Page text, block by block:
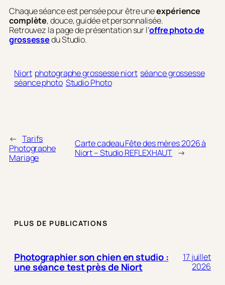
Chaque séance est pensée pour être uneexpérience
complète, douce, guidée et personnalisée.
Retrouvez la page de présentation sur l’offre photo de
grossessedu Studio.
Niort photographe grossesse niort séance grossesse
séance photo Studio Photo
← Tarifs
Photographe
Mariage
Carte cadeau Fête des mères 2026 à
Niort – Studio REFLEXHAUT →
PLUS DE PUBLICATIONS
Photographier son chien en studio :
une séance test près de Niort
17 juillet
2026